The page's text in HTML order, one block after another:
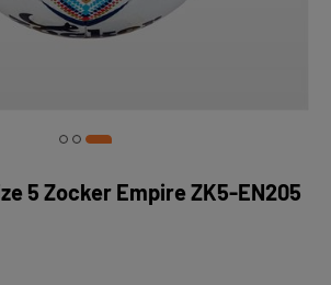
5 Zocker Empire ZK5-EN205